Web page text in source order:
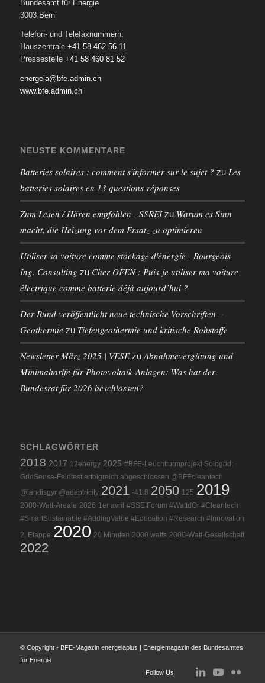
Bundesamt für Energie
3003 Bern
Telefon- und Telefaxnummern:
Hauszentrale +41 58 462 56 11
Pressestelle +41 58 460 81 52
energeia@bfe.admin.ch
www.bfe.admin.ch
NEUSTE KOMMENTARE
Batteries solaires : comment s'informer sur le sujet ? zu Les
batteries solaires en 13 questions-réponses
Zum Lesen / Hören empfohlen - SSREIzu Warum es Sinn
macht, die Heizung vor dem Ersatz zu optimieren
Utiliser sa voiture comme stockage d'énergie - Bourgeois
Ing. Consulting zu Cher OFEN : Puis-je utiliser ma voiture
électrique comme batterie déjà aujourd’hui ?
Der Bund veröffentlicht neue technische Vorschriften –
Geothermie zu Tiefengeothermie und kritische Rohstoffe
Newsletter März 2025 | VESEzu Abnahmevergütung und
Minimaltarife für Photovoltaik-Anlagen: Was hat der
Bundesrat für 2026 beschlossen?
SCHLAGWÖRTER
2018 2017 12energy 2025 #BFE-Leuchtturmprojekt Sologrid:
GridSense-Feldtest erfolgreich abgeschlossen @BFEcleantech
@landisgyr @adaptricity 2021 -41.8 2050 125 2019
2000-Watt-Areale 2026 1er avril #SSEIForum #WattdOr #Cleantech
#SmartSustainable #AddingValue #Education #Research #Innovation
2. Etappe 2020 20 Minuten 2000 watts 2000-Watt-Gesellschaft
2022
© Copyright - BFE-Magazin energeiaplus | Energiemagazin des Bundesamtes
für Energie
Follow Us